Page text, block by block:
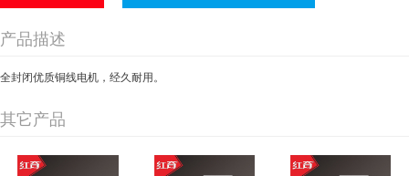
产品描述
全封闭优质铜线电机，经久耐用。
其它产品